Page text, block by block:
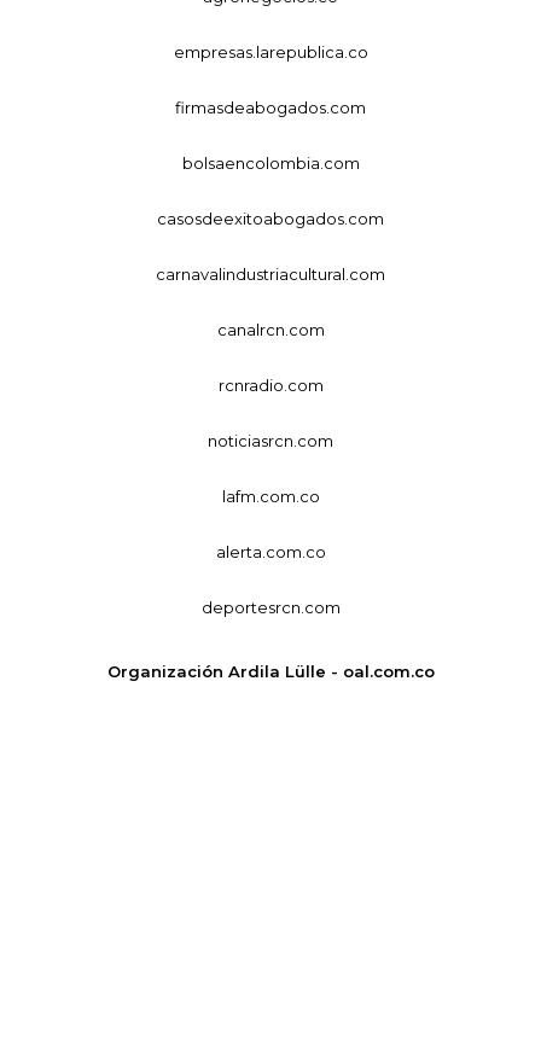
empresas.larepublica.co
firmasdeabogados.com
bolsaencolombia.com
casosdeexitoabogados.com
carnavalindustriacultural.com
canalrcn.com
rcnradio.com
noticiasrcn.com
lafm.com.co
alerta.com.co
deportesrcn.com
Organización Ardila Lülle - oal.com.co